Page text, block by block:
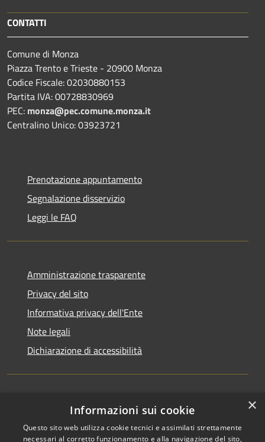
CONTATTI
Comune di Monza
Piazza Trento e Trieste - 20900 Monza
Codice Fiscale: 02030880153
Partita IVA: 00728830969
PEC: monza@pec.comune.monza.it
Centralino Unico: 03923721
Prenotazione appuntamento
Segnalazione disservizio
Leggi le FAQ
Amministrazione trasparente
Privacy del sito
Informativa privacy dell'Ente
Note legali
Dichiarazione di accessibilità
Newsletter ×
Informazioni sui cookie
Questo sito web utilizza cookie tecnici e assimilati strettamente
necessari al corretto funzionamento e alla navigazione del sito,